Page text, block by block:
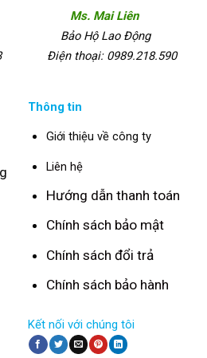
Ms. Mai Liên
Bảo Hộ Lao Động
Điện thoại: 0989.218.590
Thông tin
Giới thiệu về công ty
Liên hệ
Hướng dẫn thanh toán
Chính sách bảo mật
Chính sách đổi trả
Chính sách bảo hành
Kết nối với chúng tôi